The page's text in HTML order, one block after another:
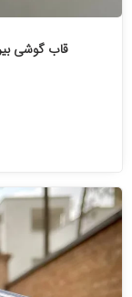
قاب گوشی